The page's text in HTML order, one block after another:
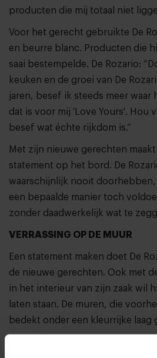
producten die mij totaal niet
Voor het gerecht gebruikte De
en beurre blanc. Producten die
saai bestempelde. De Rozario:
keuken en de groei van De
jaren, besef ik steeds meer waar
dat is voor mij 'Love Yours'. Hou
besef wat échte rijkdom is.”
Met zijn nieuwe gerechten maakt
statement op het bord. De
waarschijnlijk nooit
een bepaalde manier toch
zonder daadwerkelijk wat te
VERRASSING OP DE MUUR
Een statement maken doet De
de nieuwe gerechten. Ook met
in het interieur van zijn zaak wil
laten staan. De muren, die
bedekt onder een kleurrijke laag
De Rozario: “Ook de